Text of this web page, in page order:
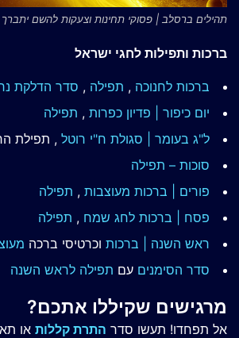
תהילים ברסלב | פסוקי תחינות וצעקות להשם יתברך
ברכות ותפילות לחגי ישראל
ברכות לחנוכה , תפילה , סדר הדלקת
יום כיפור | פדיון כפרות , תפילה
ל"ג בעומר | סגולת ח"י רוטל , תפילת
סוכות – תפילה
פורים | ברכות מעוצבות , תפילה
פסח | ברכות לחג שמח , תפילה
ראש השנה | ברכות וכרטיסי ברכה
סדר הסימנים עם תפילה לראש השנה
מרגישים שקיללו אתכם?
אל תפחדו! תעשו סדר התרת קללות או